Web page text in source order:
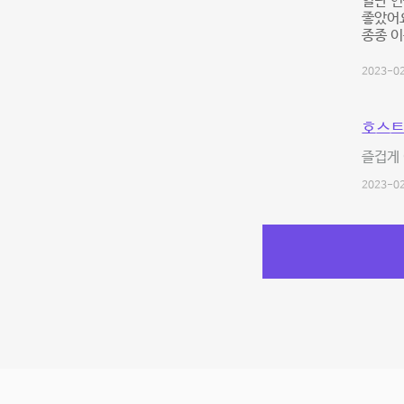
좋았어
종종
2023-
호스
즐겁게
2023-